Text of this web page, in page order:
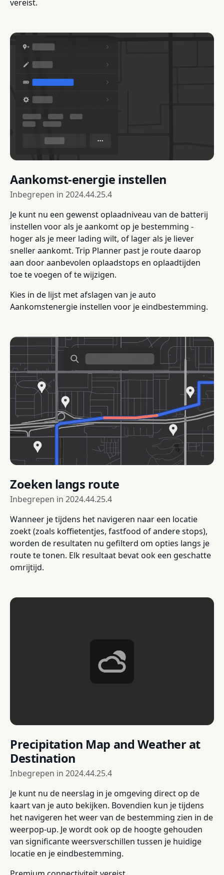
vereist.
Aankomst-energie instellen
Inbegrepen in 2024.44.25.4
Je kunt nu een gewenst oplaadniveau van de batterij
instellen voor als je aankomt op je bestemming -
hoger als je meer lading wilt, of lager als je liever
sneller aankomt. Trip Planner past je route daarop
aan door aanbevolen oplaadstops en oplaadtijden
toe te voegen of te wijzigen.
Kies in de lijst met afslagen van je auto
Aankomstenergie instellen voor je eindbestemming.
Zoeken langs route
Inbegrepen in 2024.44.25.4
Wanneer je tijdens het navigeren naar een locatie
zoekt (zoals koffietentjes, fastfood of andere stops),
worden de resultaten nu gefilterd om opties langs je
route te tonen. Elk resultaat bevat ook een geschatte
omrijtijd.
Precipitation Map and Weather at
Destination
Inbegrepen in 2024.44.25.4
Je kunt nu de neerslag in je omgeving direct op de
kaart van je auto bekijken. Bovendien kun je tijdens
het navigeren het weer van de bestemming zien in de
weerpop-up. Je wordt ook op de hoogte gehouden
van significante weersverschillen tussen je huidige
locatie en je eindbestemming.